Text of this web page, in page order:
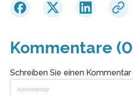
Kommentare
Schreiben Sie einen Kommentar